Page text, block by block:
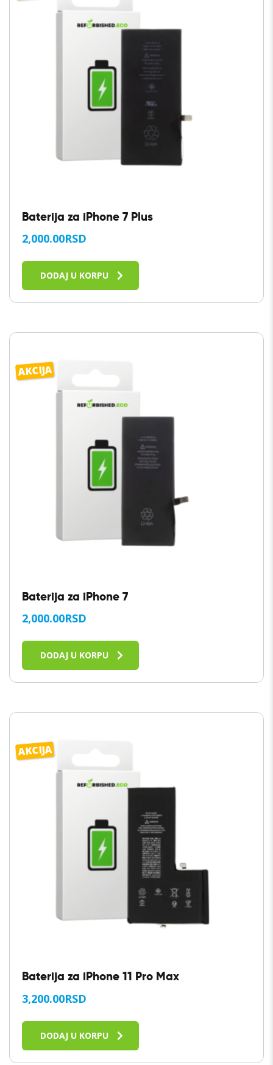
Baterija za iPhone 7 Plus
2,000.00RSD
DODAJ U KORPU
AKCIJA
Baterija za iPhone 7
2,000.00RSD
DODAJ U KORPU
AKCIJA
Baterija za iPhone 11 Pro Max
3,200.00RSD
DODAJ U KORPU